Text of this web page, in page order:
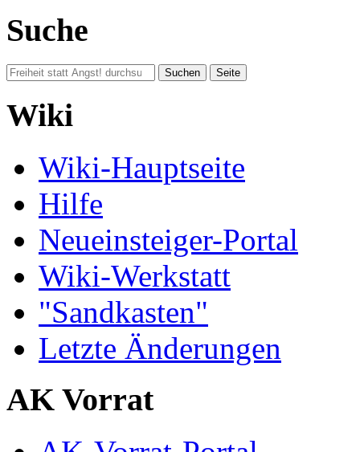
Suche
Wiki
Wiki-Hauptseite
Hilfe
Neueinsteiger-Portal
Wiki-Werkstatt
"Sandkasten"
Letzte Änderungen
AK Vorrat